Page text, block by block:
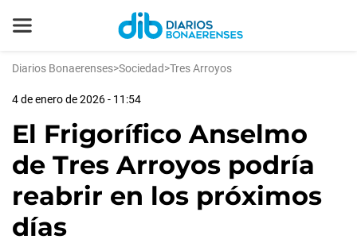
Diarios Bonaerenses>Sociedad>Tres Arroyos
4 de enero de 2026 - 11:54
El Frigorífico Anselmo
de Tres Arroyos podría
reabrir en los próximos
días